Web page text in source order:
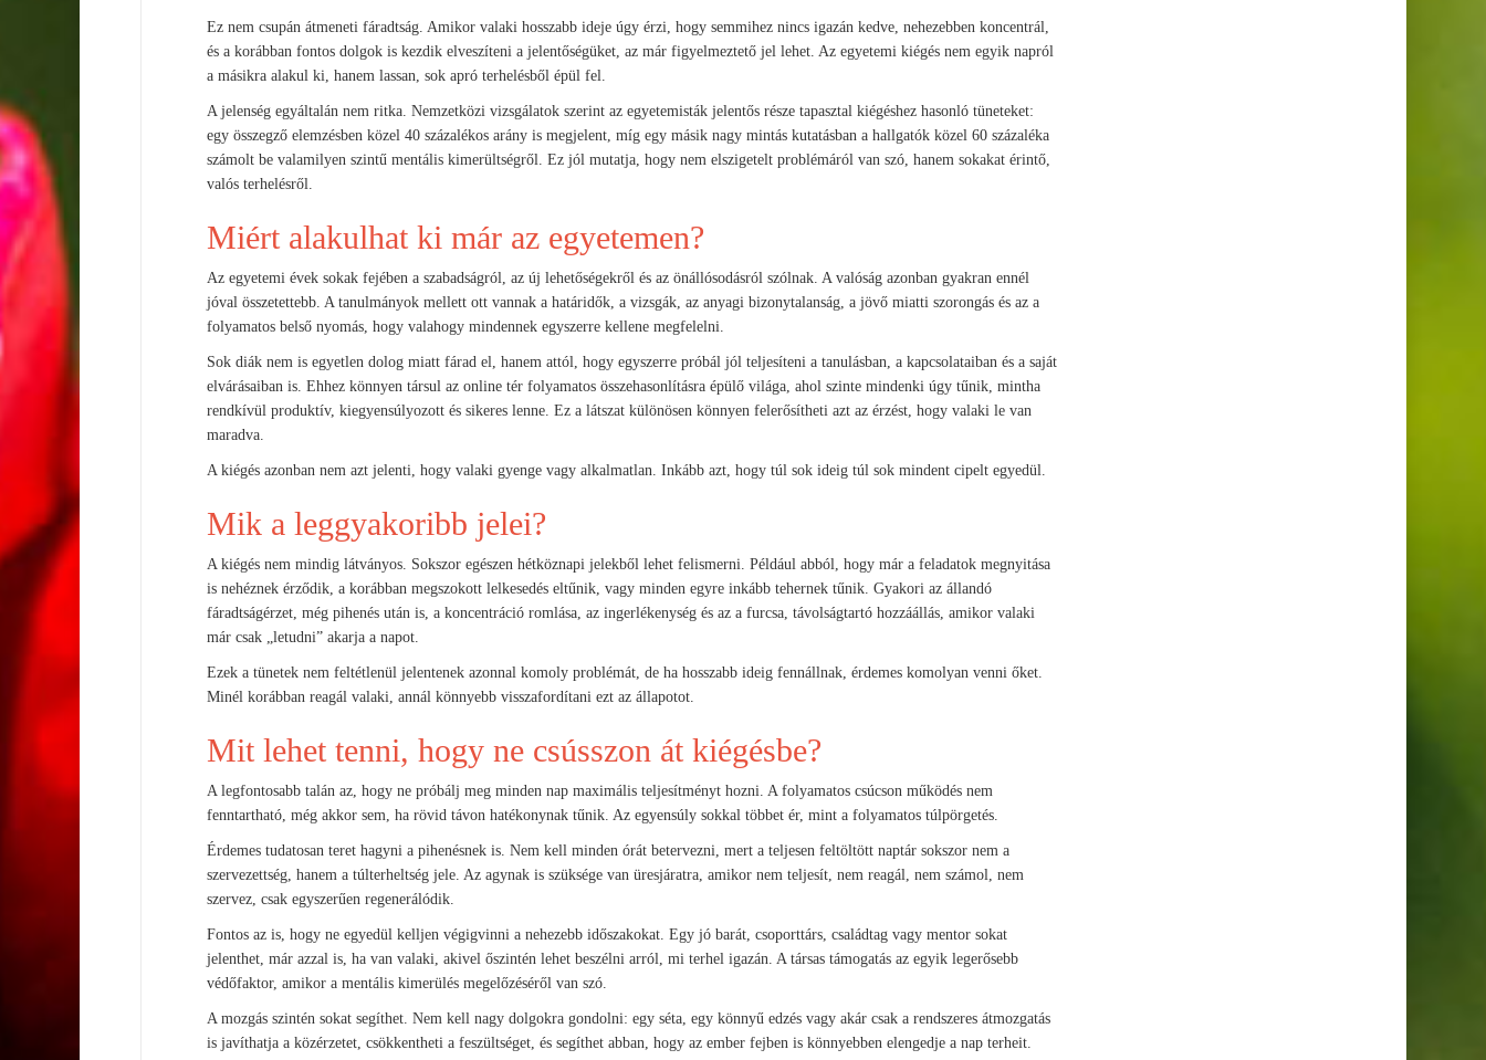
Ez nem csupán átmeneti fáradtság. Amikor valaki hosszabb ideje úgy érzi, hogy semmihez nincs igazán kedve, nehezebben koncentrál,
és a korábban fontos dolgok is kezdik elveszíteni a jelentőségüket, az már figyelmeztető jel lehet. Az egyetemi kiégés nem egyik napról
a másikra alakul ki, hanem lassan, sok apró terhelésből épül fel.
A jelenség egyáltalán nem ritka. Nemzetközi vizsgálatok szerint az egyetemisták jelentős része tapasztal kiégéshez hasonló tüneteket:
egy összegző elemzésben közel 40 százalékos arány is megjelent, míg egy másik nagy mintás kutatásban a hallgatók közel 60 százaléka
számolt be valamilyen szintű mentális kimerültségről. Ez jól mutatja, hogy nem elszigetelt problémáról van szó, hanem sokakat érintő,
valós terhelésről.
Miért alakulhat ki már az egyetemen?
Az egyetemi évek sokak fejében a szabadságról, az új lehetőségekről és az önállósodásról szólnak. A valóság azonban gyakran ennél
jóval összetettebb. A tanulmányok mellett ott vannak a határidők, a vizsgák, az anyagi bizonytalanság, a jövő miatti szorongás és az a
folyamatos belső nyomás, hogy valahogy mindennek egyszerre kellene megfelelni.
Sok diák nem is egyetlen dolog miatt fárad el, hanem attól, hogy egyszerre próbál jól teljesíteni a tanulásban, a kapcsolataiban és a saját
elvárásaiban is. Ehhez könnyen társul az online tér folyamatos összehasonlításra épülő világa, ahol szinte mindenki úgy tűnik, mintha
rendkívül produktív, kiegyensúlyozott és sikeres lenne. Ez a látszat különösen könnyen felerősítheti azt az érzést, hogy valaki le van
maradva.
A kiégés azonban nem azt jelenti, hogy valaki gyenge vagy alkalmatlan. Inkább azt, hogy túl sok ideig túl sok mindent cipelt egyedül.
Mik a leggyakoribb jelei?
A kiégés nem mindig látványos. Sokszor egészen hétköznapi jelekből lehet felismerni. Például abból, hogy már a feladatok megnyitása
is nehéznek érződik, a korábban megszokott lelkesedés eltűnik, vagy minden egyre inkább tehernek tűnik. Gyakori az állandó
fáradtságérzet, még pihenés után is, a koncentráció romlása, az ingerlékenység és az a furcsa, távolságtartó hozzáállás, amikor valaki
már csak „letudni” akarja a napot.
Ezek a tünetek nem feltétlenül jelentenek azonnal komoly problémát, de ha hosszabb ideig fennállnak, érdemes komolyan venni őket.
Minél korábban reagál valaki, annál könnyebb visszafordítani ezt az állapotot.
Mit lehet tenni, hogy ne csússzon át kiégésbe?
A legfontosabb talán az, hogy ne próbálj meg minden nap maximális teljesítményt hozni. A folyamatos csúcson működés nem
fenntartható, még akkor sem, ha rövid távon hatékonynak tűnik. Az egyensúly sokkal többet ér, mint a folyamatos túlpörgetés.
Érdemes tudatosan teret hagyni a pihenésnek is. Nem kell minden órát betervezni, mert a teljesen feltöltött naptár sokszor nem a
szervezettség, hanem a túlterheltség jele. Az agynak is szüksége van üresjáratra, amikor nem teljesít, nem reagál, nem számol, nem
szervez, csak egyszerűen regenerálódik.
Fontos az is, hogy ne egyedül kelljen végigvinni a nehezebb időszakokat. Egy jó barát, csoporttárs, családtag vagy mentor sokat
jelenthet, már azzal is, ha van valaki, akivel őszintén lehet beszélni arról, mi terhel igazán. A társas támogatás az egyik legerősebb
védőfaktor, amikor a mentális kimerülés megelőzéséről van szó.
A mozgás szintén sokat segíthet. Nem kell nagy dolgokra gondolni: egy séta, egy könnyű edzés vagy akár csak a rendszeres átmozgatás
is javíthatja a közérzetet, csökkentheti a feszültséget, és segíthet abban, hogy az ember fejben is könnyebben elengedje a nap terheit.